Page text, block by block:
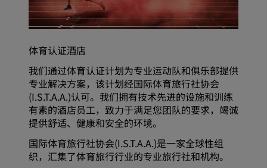
体育认证酒店
我们通过体育认证计划为专业运动队和俱乐部提供
专业解决方案，该计划经国际体育旅行社协会
(I.S.T.A.A.)认可。我们拥有技术先进的设施和训练
有素的酒店员工，致力于满足您团队的要求，竭诚
提供舒适、健康和安全的环境。
国际体育旅行社协会(I.S.T.A.A.)是一家全球性组
织，汇集了体育旅行行业的专业旅行社和机构。